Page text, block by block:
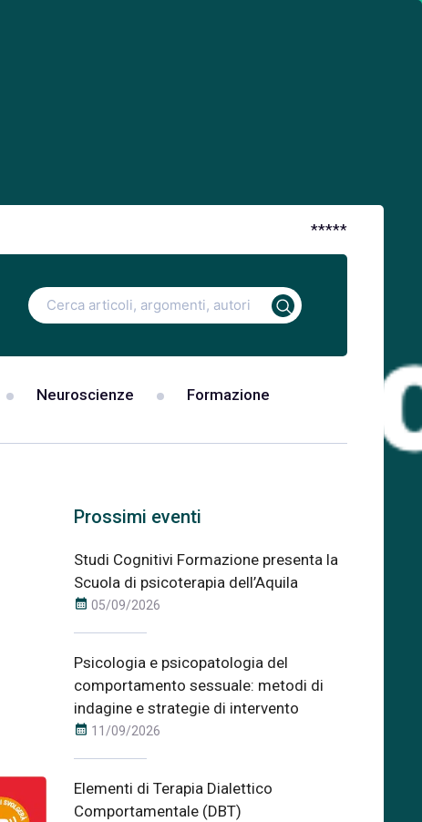
*****
Ricerca
per:
Neuroscienze Formazione
Prossimi eventi
Studi Cognitivi Formazione presenta la
Scuola di psicoterapia dell’Aquila
calendar_month 05/09/2026
Psicologia e psicopatologia del
comportamento sessuale: metodi di
indagine e strategie di intervento
calendar_month 11/09/2026
Elementi di Terapia Dialettico
Comportamentale (DBT)